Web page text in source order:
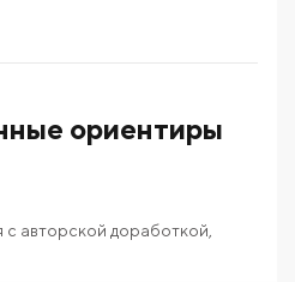
ориентиры
с авторской доработкой